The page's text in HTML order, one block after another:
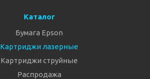
Каталог
Бумага Epson
Картриджи лазерные
Картриджи струйные
Распродажа